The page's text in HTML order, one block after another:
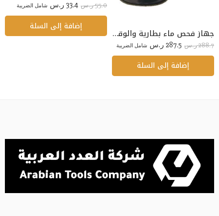
جهاز فحص ماء بطارية والوقود KSTOOLS
288.7 ر.س 287.5 ر.س شامل الضريبة
إضافة إلى السلة
55.0 ر.س 33.4 ر.س شامل الضريبة
إضافة إلى السلة